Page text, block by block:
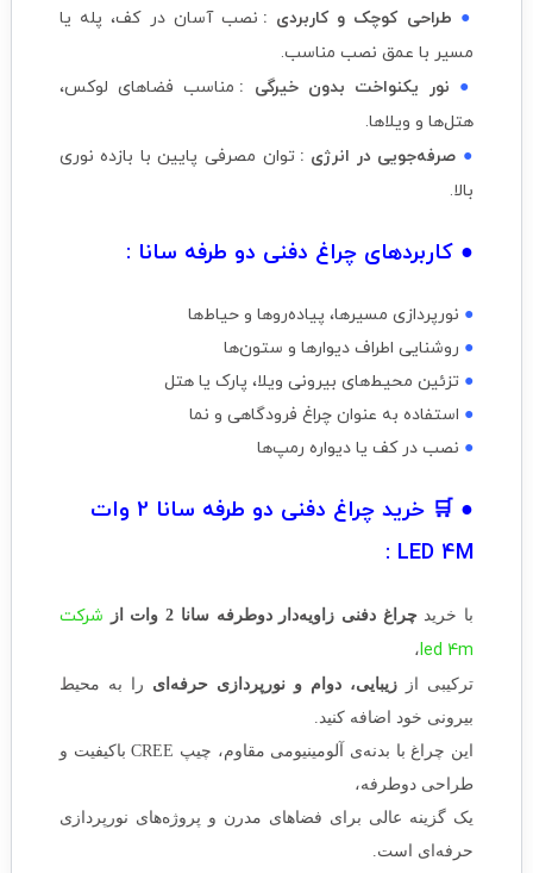
● طراحی کوچک و کاربردی : نصب آسان در کف، پله یا
مسیر با عمق نصب مناسب.
● نور یکنواخت بدون خیرگی : مناسب فضاهای لوکس،
هتل‌ها و ویلاها.
● صرفه‌جویی در انرژی : توان مصرفی پایین با بازده نوری
بالا.
● کاربردهای چراغ دفنی دو طرفه سانا :
● نورپردازی مسیرها، پیاده‌روها و حیاط‌ها
● روشنایی اطراف دیوارها و ستون‌ها
● تزئین محیط‌های بیرونی ویلا، پارک یا هتل
● استفاده به عنوان چراغ فرودگاهی و نما
● نصب در کف یا دیواره رمپ‌ها
● 🛒 خرید چراغ دفنی دو طرفه سانا 2 وات
LED 4M :
با خریدچراغ دفنی زاویه‌دار دوطرفه سانا 2 وات از
شرکت
led 4m،
ترکیبی از زیبایی، دوام و نورپردازی حرفه‌ای را به محیط
بیرونی خود اضافه کنید.
این چراغ با بدنه‌ی آلومینیومی مقاوم، چیپ CREE باکیفیت و
طراحی دوطرفه،
یک گزینه عالی برای فضاهای مدرن و پروژه‌های نورپردازی
حرفه‌ای است.